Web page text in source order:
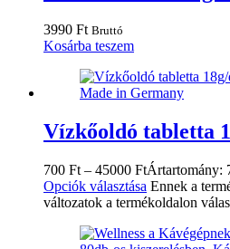
3990 Ft Bruttó
Kosárba teszem
Vízkőoldó tabletta
700 Ft – 45000 FtÁrtartomány:
Opciók választása Ennek a
változatok a termékoldalon